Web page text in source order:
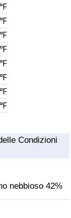
Condizioni
nebbioso 42%